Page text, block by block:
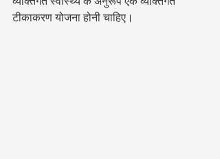
टीकाकरण योजना होनी चाहिए।